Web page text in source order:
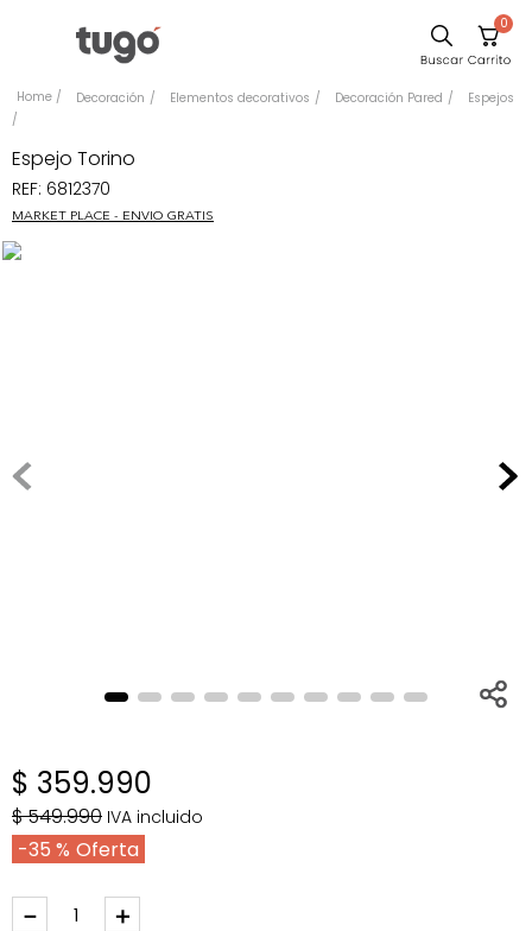
0
Decoración Elementos decorativos Decoración Pared Espejos
Espejo Torino
REF: 6812370
MARKET PLACE - ENVIO GRATIS
$ 359.990
$549.990 IVA incluido
35 %
＋
－
Escritorio
Silla